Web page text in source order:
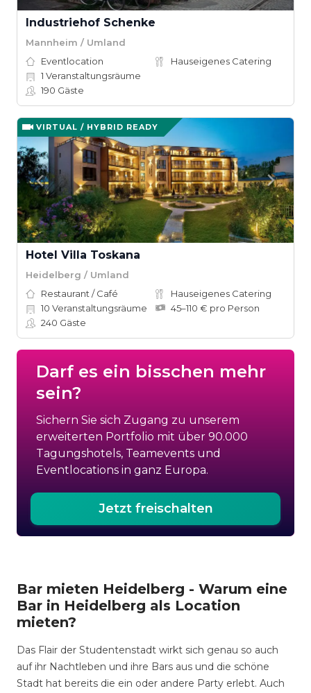
Industriehof Schenke
Mannheim / Umland
Eventlocation
Hauseigenes Catering
1 Veranstaltungsräume
190 Gäste
VIRTUAL / HYBRID READY
Hotel Villa Toskana
Heidelberg / Umland
Restaurant / Café
Hauseigenes Catering
10 Veranstaltungsräume
45–110 € pro Person
240 Gäste
Darf es ein bisschen mehr
sein?
Sichern Sie sich Zugang zu unserem
erweiterten Portfolio mit über 90.000
Tagungshotels, Teamevents und
Eventlocations in ganz Europa.
Jetzt freischalten
Bar mieten Heidelberg - Warum eine
Bar in Heidelberg als Location
mieten?
Das Flair der Studentenstadt wirkt sich genau so auch
auf ihr Nachtleben und ihre Bars aus und die schöne
Stadt hat bereits die ein oder andere Party erlebt. Auch